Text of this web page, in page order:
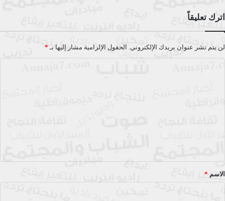
اترك تعليقاً
لن يتم نشر عنوان بريدك الإلكتروني. الحقول الإلزامية مشار إليها بـ *
*الاسم *